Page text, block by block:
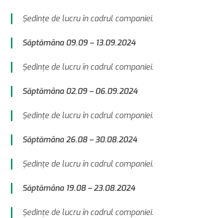
Şedinţe de lucru în cadrul companiei.
Săptămâna 09.09 – 13.09.2024
Şedinţe de lucru în cadrul companiei.
Săptămâna 02.09 – 06.09.2024
Şedinţe de lucru în cadrul companiei.
Săptămâna 26.08 – 30.08.2024
Şedinţe de lucru în cadrul companiei.
Săptămâna 19.08 – 23.08.2024
Şedinţe de lucru în cadrul companiei.